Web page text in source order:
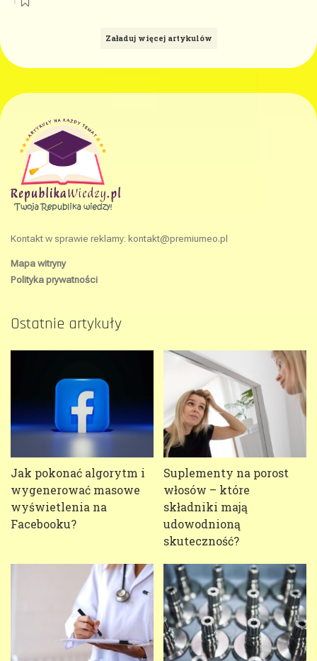
Załaduj więcej artykulów
Kontakt w sprawie reklamy: kontakt@premiumeo.pl
Mapa witryny
Polityka prywatności
Ostatnie artykuły
Jak pokonać algorytm i
wygenerować masowe
wyświetlenia na
Facebooku?
Suplementy na porost
włosów – które
składniki mają
udowodnioną
skuteczność?